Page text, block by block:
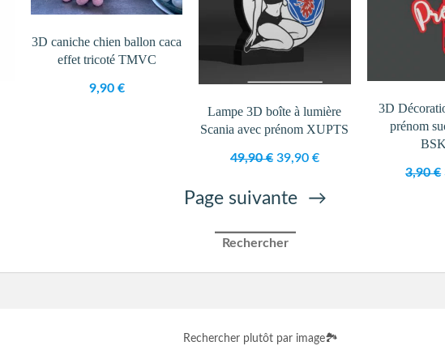
3D caniche chien ballon caca
effet tricoté TMVC
9,90 €
Lampe 3D boîte à lumière
Scania avec prénom XUPTS
49,90€ Le
initial
49,90 €.
39,90 €Le
actuel
3D
prénom
3,90€
Page suivante →
Rechercher
Rechercher plutôt par image🏞️